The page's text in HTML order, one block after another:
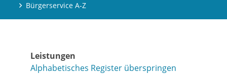
Bürgerservice A-Z
Leistungen
Alphabetisches Register überspringen